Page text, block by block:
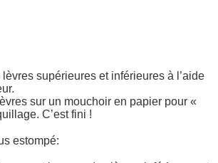
supérieures et inférieures à l’aide
sur un mouchoir en papier pour «
C’est fini !
estompé: